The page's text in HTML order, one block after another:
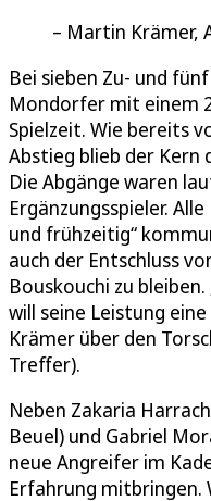
Martin Krämer,
Bei sieben Zu- und
Mondorfer mit einem
Spielzeit. Wie bereits
Abstieg blieb der Kern
Die Abgänge waren
Ergänzungsspieler.
und frühzeitig“
auch der Entschluss
Bouskouchi zu
will seine Leistung
Krämer über den
Treffer).
Neben Zakaria
Beuel) und Gabriel
neue Angreifer im
Erfahrung mitbringen.